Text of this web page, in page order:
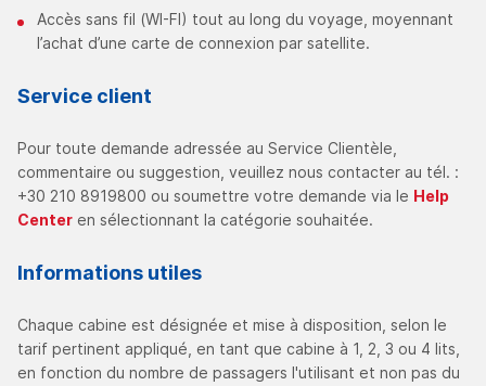
Accès sans fil (WI-FI) tout au long du voyage, moyennant
l’achat d’une carte de connexion par satellite.
Service client
Pour toute demande adressée au Service Clientèle,
commentaire ou suggestion, veuillez nous contacter au tél. :
+30 210 8919800 ou soumettre votre demande via le Help
Center en sélectionnant la catégorie souhaitée.
Informations utiles
Chaque cabine est désignée et mise à disposition, selon le
tarif pertinent appliqué, en tant que cabine à 1, 2, 3 ou 4 lits,
en fonction du nombre de passagers l'utilisant et non pas du